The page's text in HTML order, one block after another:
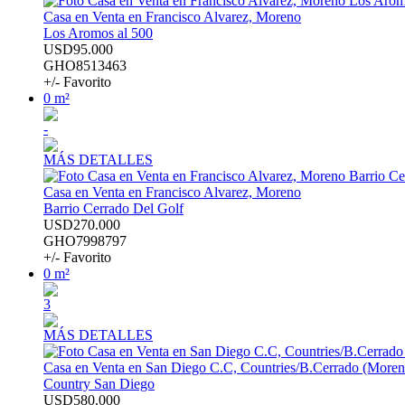
Casa en Venta en Francisco Alvarez, Moreno
Los Aromos al 500
USD95.000
GHO8513463
+/- Favorito
0 m²
-
MÁS DETALLES
Casa en Venta en Francisco Alvarez, Moreno
Barrio Cerrado Del Golf
USD270.000
GHO7998797
+/- Favorito
0 m²
3
MÁS DETALLES
Casa en Venta en San Diego C.C, Countries/B.Cerrado
Country San Diego
USD580.000